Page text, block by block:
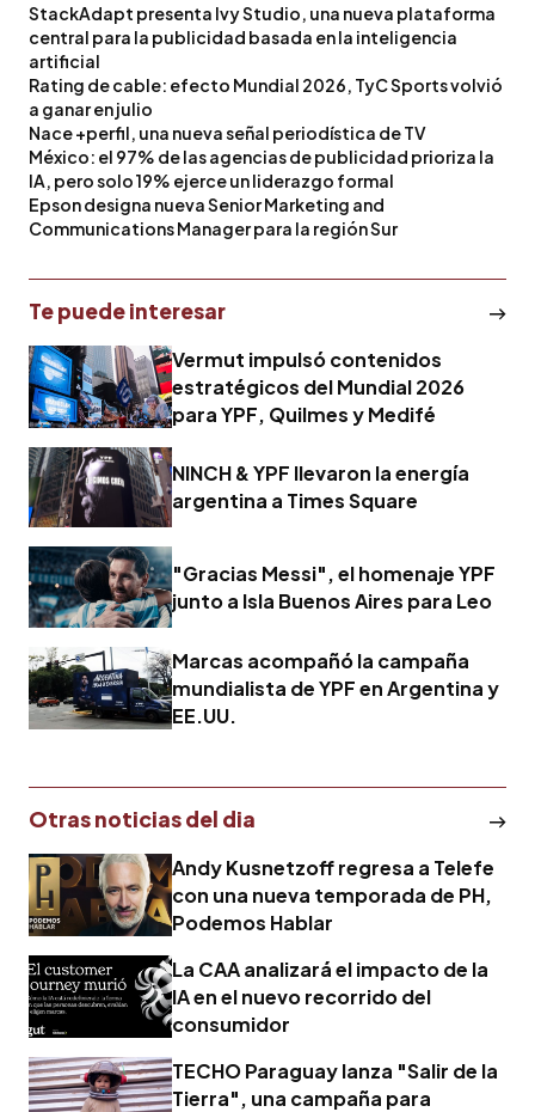
StackAdapt presenta Ivy Studio, una nueva plataforma
central para la publicidad basada en la inteligencia
artificial
Rating de cable: efecto Mundial 2026, TyC Sports volvió
a ganar en julio
Nace +perfil, una nueva señal periodística de TV
México: el 97% de las agencias de publicidad prioriza la
IA, pero solo 19% ejerce un liderazgo formal
Epson designa nueva Senior Marketing and
Communications Manager para la región Sur
Te puede interesar
Vermut impulsó contenidos
estratégicos del Mundial 2026
para YPF, Quilmes y Medifé
NINCH & YPF llevaron la energía
argentina a Times Square
"Gracias Messi", el homenaje YPF
junto a Isla Buenos Aires para Leo
Marcas acompañó la campaña
mundialista de YPF en Argentina y
EE.UU.
Otras noticias del dia
Andy Kusnetzoff regresa a Telefe
con una nueva temporada de PH,
Podemos Hablar
La CAA analizará el impacto de la
IA en el nuevo recorrido del
consumidor
TECHO Paraguay lanza "Salir de la
Tierra", una campaña para